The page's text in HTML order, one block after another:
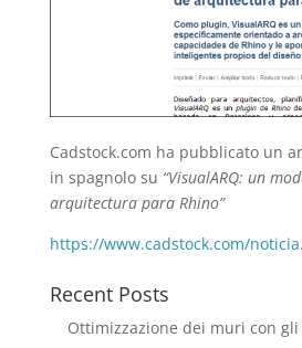
Cadstock.com ha pubblicato un
in spagnolo su “VisualARQ: un
arquitectura para Rhino”
https://www.cadstock.com/
Recent Posts
Ottimizzazione dei muri con